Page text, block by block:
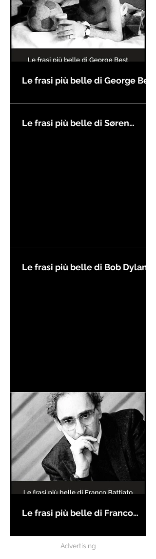
Le frasi più belle di George Best
Le frasi più belle di Søren
Le frasi più belle di Bob Dylan
Le frasi più belle di Franco
Advertising